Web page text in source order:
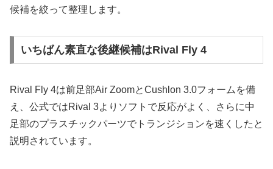
候補を絞って整理します。
いちばん素直な後継候補はRival Fly 4
Rival Fly 4は前足部Air ZoomとCushlon 3.0フォームを備
え、公式ではRival 3よりソフトで反応がよく、さらに中
足部のプラスチックパーツでトランジションを速くしたと
説明されています。